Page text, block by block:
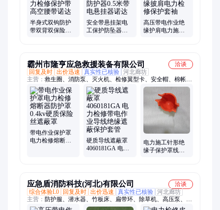
绝缘子卡具、消防泵、灭火水枪
半身式双钩防护
带双背双保险安
安全带悬挂架电
工保护防坠器电
高压带电作业绝
缘护肩电力施工
霸州市隆亨应急救援装备有限公司
洽谈
回复及时 出价迅速 真实性已核验 河北廊坊
主营： 救生圈、消防泵、灭火机、检修翼型卡、安全帽、棉帐
篷、防寒服、收纳包、折叠桌凳、防洪子堤、折叠桌椅、遥控扳
手、智能平台、破拆工具、电缆接头、抽绳式沙袋、救灾铝合
金、灭火单级泵、移动堵漏机、防汛挡水板、救灾竹板床、漏电
检测仪、铝合金桌凳、导线更换器、夜间照明灯
带电作业保护罩
电力检修熔断器
硬质导线遮蔽罩
4060181GA 电力
电力施工针形绝
缘子保护罩线路
应急盾消防科技(河北)有限公司
洽谈
综合体验L0
回复及时 出价迅速 真实性已核验 河北廊坊
主营： 防护服、潜水器、竹板床、扁带环、除草机、高压泵、救
助靴、潜水灯、灭火鞋、漂流船、剪断机、救生衣、应急灯、照